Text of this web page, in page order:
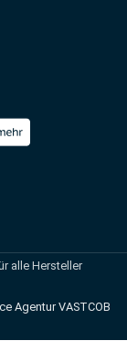
alle Hersteller
Agentur VASTCOB